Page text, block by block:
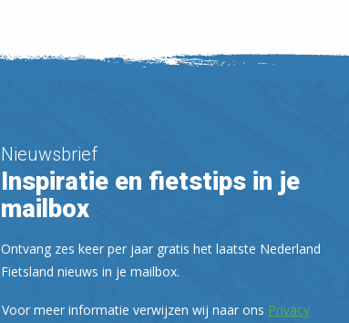
Nieuwsbrief
Inspiratie en fietstips in je
mailbox
Ontvang zes keer per jaar gratis het laatste Nederland
Fietsland nieuws in je mailbox.
Voor meer informatie verwijzen wij naar ons Privacy